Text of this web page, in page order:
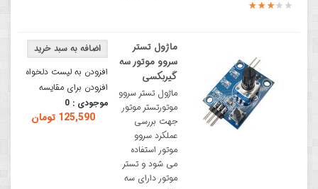
افزودن به لیست دلخواه
افزودن برای مقایسه
موجودی : 0
125,590 تومان
ماژول تستر
سروو موتور سه
گیربکسی
ماژول تستر سروو
موتورتستر موتور
جهت بررسی
عملکرد سروو
موتور استفاده
می شود و تستر
موتور دارای سه